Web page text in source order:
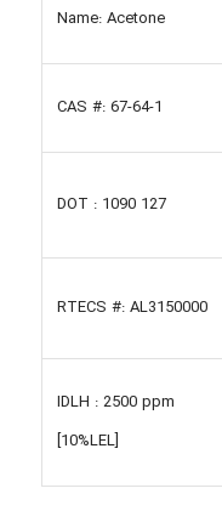
Name: Acetone
CAS #: 67-64-1
DOT : 1090 127
RTECS #: AL3150000
IDLH : 2500 ppm
[10%LEL]